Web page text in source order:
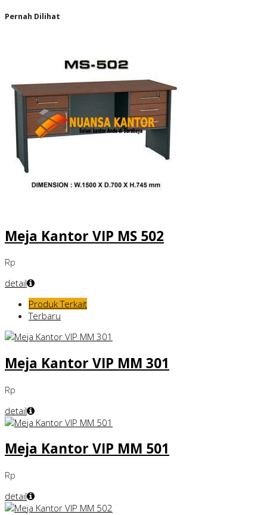
Pernah Dilihat
Meja Kantor VIP MS 502
Rp
detail
Produk Terkait
Terbaru
Meja Kantor VIP MM 301
Rp
detail
Meja Kantor VIP MM 501
Rp
detail